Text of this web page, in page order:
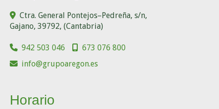
Ctra. General Pontejos–Pedreña, s/n,
Gajano, 39792, (Cantabria)
942 503 046
673 076 800
info
grupoaregon.es
Horario